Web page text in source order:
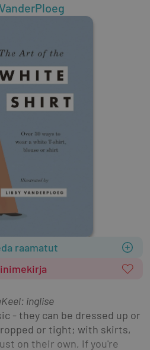
raamatut
Keel: inglise
- they can be dressed up or
or tight; with skirts,
on their own, if you're